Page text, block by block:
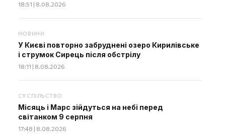
18:51 | 8.08.2026
НОВИНИ
У Києві повторно забруднені озеро Кирилівське
і струмок Сирець після обстрілу
18:11 | 8.08.2026
СУСПІЛЬСТВО
Місяць і Марс зійдуться на небі перед
світанком 9 серпня
17:48 | 8.08.2026